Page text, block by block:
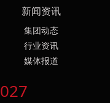
新闻资讯
集团动态
行业资讯
媒体报道